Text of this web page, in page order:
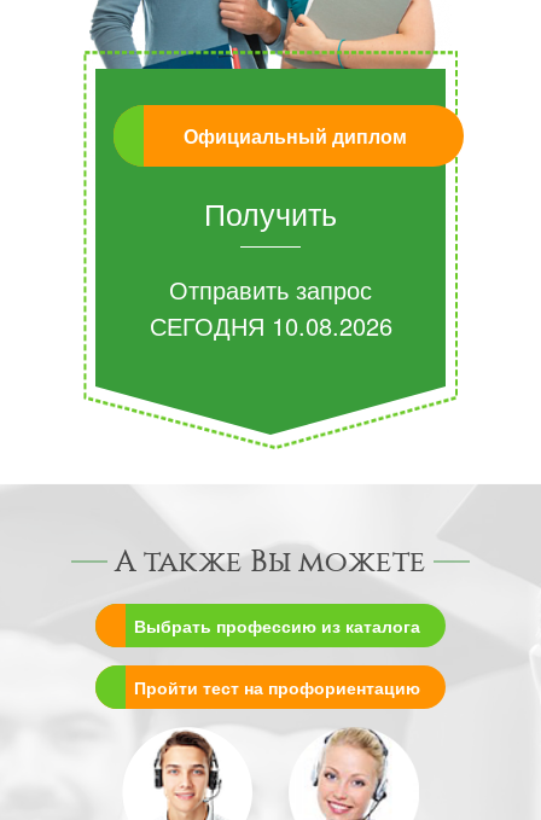
Официальный диплом
Получить
Отправить запрос
СЕГОДНЯ 10.08.2026
А также Вы можете
Выбрать профессию из каталога
Пройти тест на профориентацию